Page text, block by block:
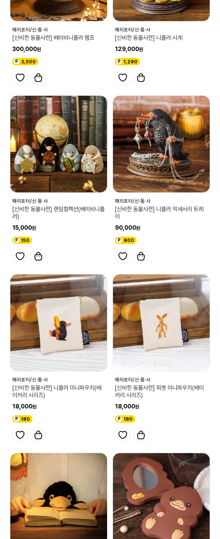
해리포터/신·동·사
[신비한 동물사전] 베이비니플러 램프
300,000
3,000
해리포터/신·동·사
[신비한 동물사전] 니플러 시계
129,000
1,290
해리포터/신·동·사
[신비한 동물사전] 랜덤컬렉션(베이비니플
러)
15,000
150
해리포터/신·동·사
[신비한 동물사전] 니플러 악세서리 트레
이
90,000
900
해리포터/신·동·사
[신비한 동물사전] 니플러 미니파우치(베
이커리 시리즈)
18,000
180
해리포터/신·동·사
[신비한 동물사전] 피켓 미니파우치(베이
커리 시리즈)
18,000
180